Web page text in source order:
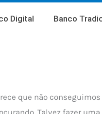
Digital Banco
que não
Talvez fazer